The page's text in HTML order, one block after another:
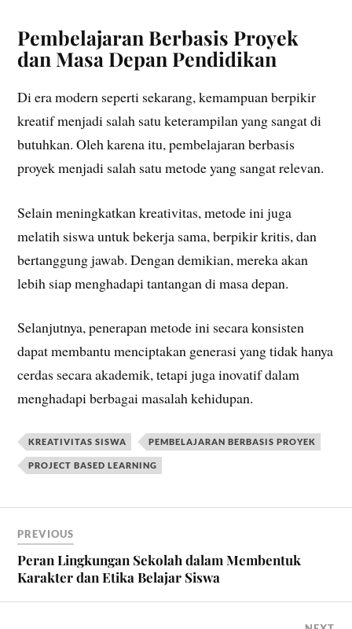
Pembelajaran Berbasis Proyek
dan Masa Depan Pendidikan
Di era modern seperti sekarang, kemampuan berpikir
kreatif menjadi salah satu keterampilan yang sangat di
butuhkan. Oleh karena itu, pembelajaran berbasis
proyek menjadi salah satu metode yang sangat relevan.
Selain meningkatkan kreativitas, metode ini juga
melatih siswa untuk bekerja sama, berpikir kritis, dan
bertanggung jawab. Dengan demikian, mereka akan
lebih siap menghadapi tantangan di masa depan.
Selanjutnya, penerapan metode ini secara konsisten
dapat membantu menciptakan generasi yang tidak hanya
cerdas secara akademik, tetapi juga inovatif dalam
menghadapi berbagai masalah kehidupan.
KREATIVITAS SISWA PEMBELAJARAN BERBASIS PROYEK
PROJECT BASED LEARNING
PREVIOUS
Peran Lingkungan Sekolah dalam Membentuk
Karakter dan Etika Belajar Siswa